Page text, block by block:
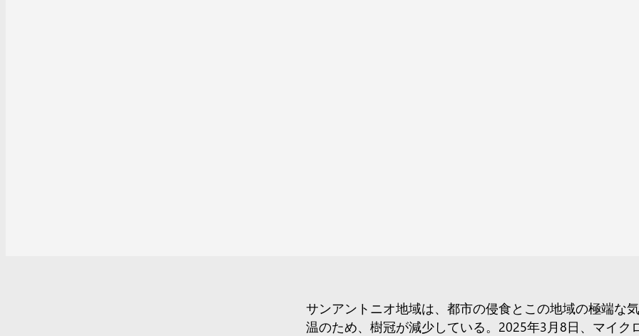
サンアントニオ地域は、都市の侵食とこの地域の極端な気
温のため、樹冠が減少している。2025年3月8日、マイク